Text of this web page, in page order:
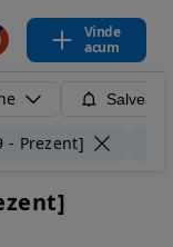
Vinde
acum
- Prezent]